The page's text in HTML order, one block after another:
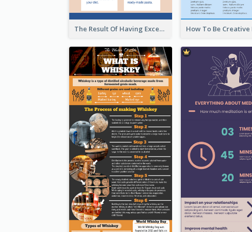
The Result Of Having Excessive Salt Infographic Design